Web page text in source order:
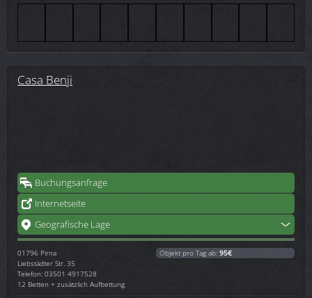
Casa Benji
Buchungsanfrage
Internetseite
Geografische Lage
01796 Pirna
Liebstädter Str. 35
Telefon: 03501 4917528
12 Betten + zusätzlich Aufbettung
Objekt pro Tag ab: 95€